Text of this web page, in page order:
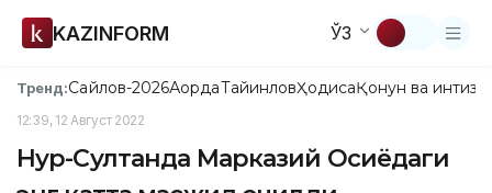
KAZINFORM ЎЗ
Тренд:Сайлов-2026АқордаТайинловҲодисаҚонун ва
12:39, 12 Август 2022
Нур-Султанда Марказий Осиёдаги